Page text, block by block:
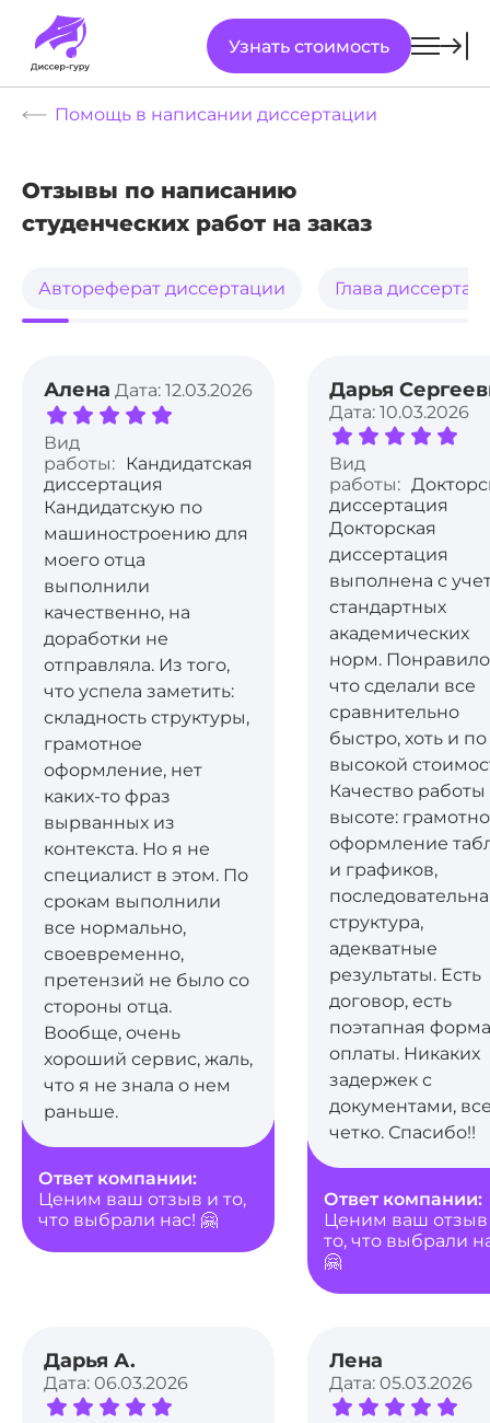
Узнать стоимость
Помощь в написании диссертации
Отзывы по написанию
студенческих работ на заказ
Автореферат диссертации Глава
Алена Дата: 12.03.2026
Вид
работы:
Кандидатская
диссертация
Кандидатскую по
машиностроению для
моего отца
выполнили
качественно, на
доработки не
отправляла. Из того,
что успела заметить:
складность структуры,
грамотное
оформление, нет
каких-то фраз
вырванных из
контекста. Но я не
специалист в этом. По
срокам выполнили
все нормально,
своевременно,
претензий не было со
стороны отца.
Вообще, очень
хороший сервис, жаль,
что я не знала о нем
раньше.
Ответ компании:
Ценим ваш отзыв и то,
что выбрали нас! 🤗
Дарья
Дата: 10.03.2026
Вид
работы:
диссертация
Докторская
диссертация
выполнена с
стандартных
академических
норм.
что сделали все
сравнительно
быстро, хоть и по
высокой
Качество работы
высоте:
оформление
и графиков,
структура,
адекватные
результаты. Есть
договор, есть
поэтапная форма
оплаты. Никаких
задержек с
документами,
четко. Спасибо!!
Ответ компании:
Ценим ваш
то, что выбрали
🤗
Дарья А.
Дата: 06.03.2026
Лена
Дата: 05.03.2026